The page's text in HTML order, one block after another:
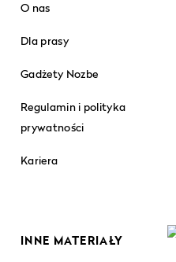
O nas
Dla prasy
Gadżety Nozbe
Regulamin i polityka
prywatności
Kariera
INNE MATERIAŁY